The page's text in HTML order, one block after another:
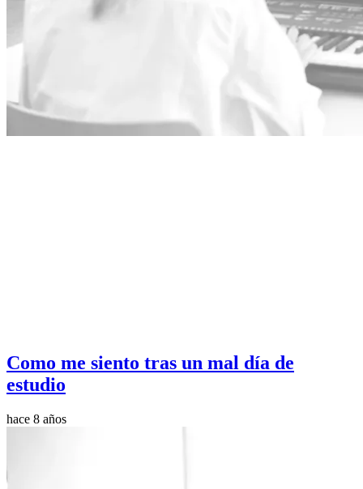
Como me siento tras un mal día de
estudio
hace 8 años